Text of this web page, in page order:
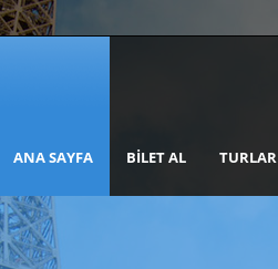
ANA SAYFA BILET AL TURLAR